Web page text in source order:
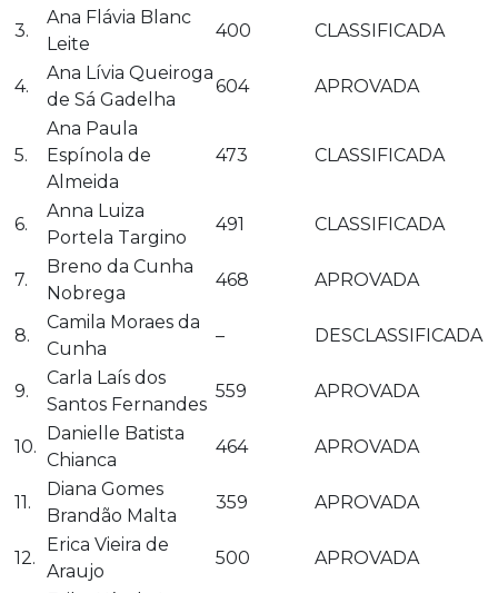
3.
Ana Flávia Blanc
Leite
400 CLASSIFICADA
4.
Ana Lívia Queiroga
de Sá Gadelha
604 APROVADA
5.
Ana Paula
Espínola de
Almeida
473 CLASSIFICADA
6.
Anna Luiza
Portela Targino
491 CLASSIFICADA
7.
Breno da Cunha
Nobrega
468 APROVADA
8.
Camila Moraes da
Cunha
– DESCLASSIFICADA
9.
Carla Laís dos
Santos Fernandes
559 APROVADA
10.
Danielle Batista
Chianca
464 APROVADA
11.
Diana Gomes
Brandão Malta
359 APROVADA
12.
Erica Vieira de
Araujo
500 APROVADA